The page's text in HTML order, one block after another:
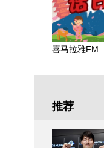
Français
Español
Русский
喜马拉雅FM
推荐